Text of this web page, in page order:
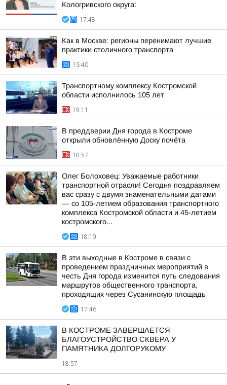
Кологривского округа:
17:48
Как в Москве: регионы перенимают лучшие
практики столичного транспорта
13:40
Транспортному комплексу Костромской
области исполнилось 105 лет
19:11
В преддверии Дня города в Костроме
открыли обновлённую Доску почёта
18:57
Олег Болоховец: Уважаемые работники
транспортной отрасли! Сегодня поздравляем
вас сразу с двумя знаменательными датами
— со 105-летием образования транспортного
комплекса Костромской области и 45-летием
костромского...
18:19
В эти выходные в Костроме в связи с
проведением праздничных мероприятий в
честь Дня города изменится путь следования
маршрутов общественного транспорта,
проходящих через Сусанинскую площадь
17:46
В КОСТРОМЕ ЗАВЕРШАЕТСЯ
БЛАГОУСТРОЙСТВО СКВЕРА У
ПАМЯТНИКА ДОЛГОРУКОМУ
18:57